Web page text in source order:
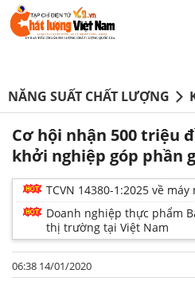
NĂNG SUẤT CHẤT LƯỢNG
Cơ hội nhận 500 triệu
khởi nghiệp góp phần
TCVN 14380-1:2025 về
Doanh nghiệp thực phẩm
thị trường tại Việt Nam
06:38 14/01/2020